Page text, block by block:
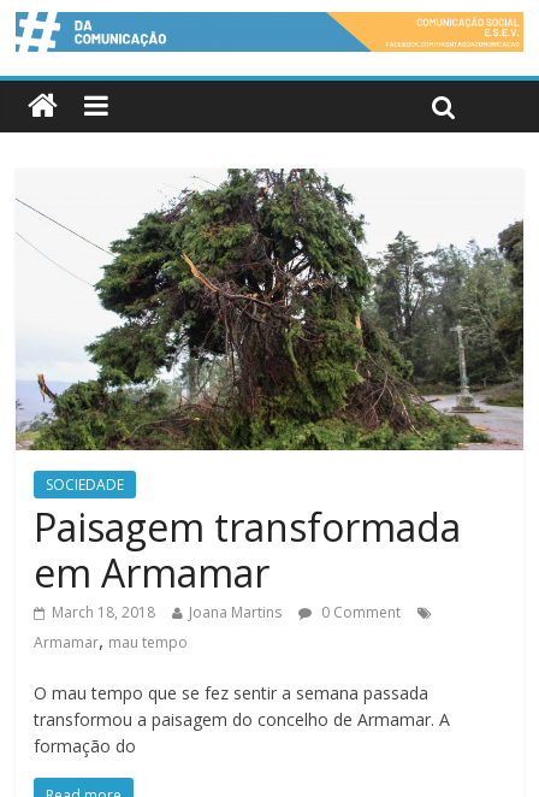
SOCIEDADE
Paisagem transformada
em Armamar
March 18, 2018 Joana Martins
0 Comment
Armamar, mau tempo
O mau tempo que se fez sentir a semana passada
transformou a paisagem do concelho de Armamar. A
formação do